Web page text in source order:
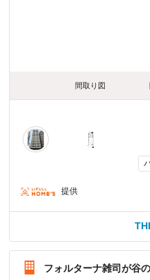
間取り図
提供
フォルターナ雑司が谷